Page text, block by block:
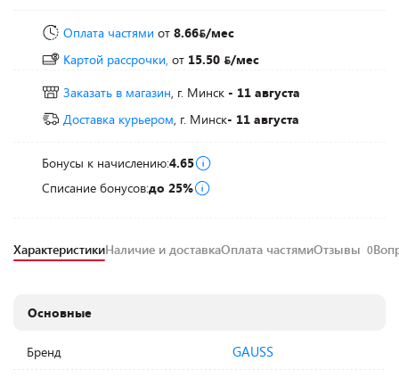
Оплата частями от 8.66 /мес
Картой рассрочки, от 15.50
/мес
Заказать в магазин, г. Минск - 11 августа
Доставка курьером, г. Минск- 11 августа
Бонусы к начислению:4.65
Списание бонусов:до 25%
ХарактеристикиНаличие и доставкаОплата частямиОтзывы 0
Основные
Бренд GAUSS